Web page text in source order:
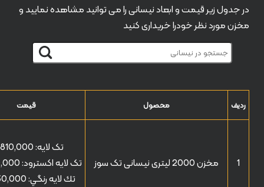
در جدول زیر قیمت و ابعاد نیسانی را می توانید مشاهده نمایید و
مخزن مورد نظر خودرا خریداری کنید
ردیف محصول قیمت
1 مخزن 2000 لیتری نیسانی تک سوز
تک لایه:
تک لایه اکسترود:
تك لايه رنگي: